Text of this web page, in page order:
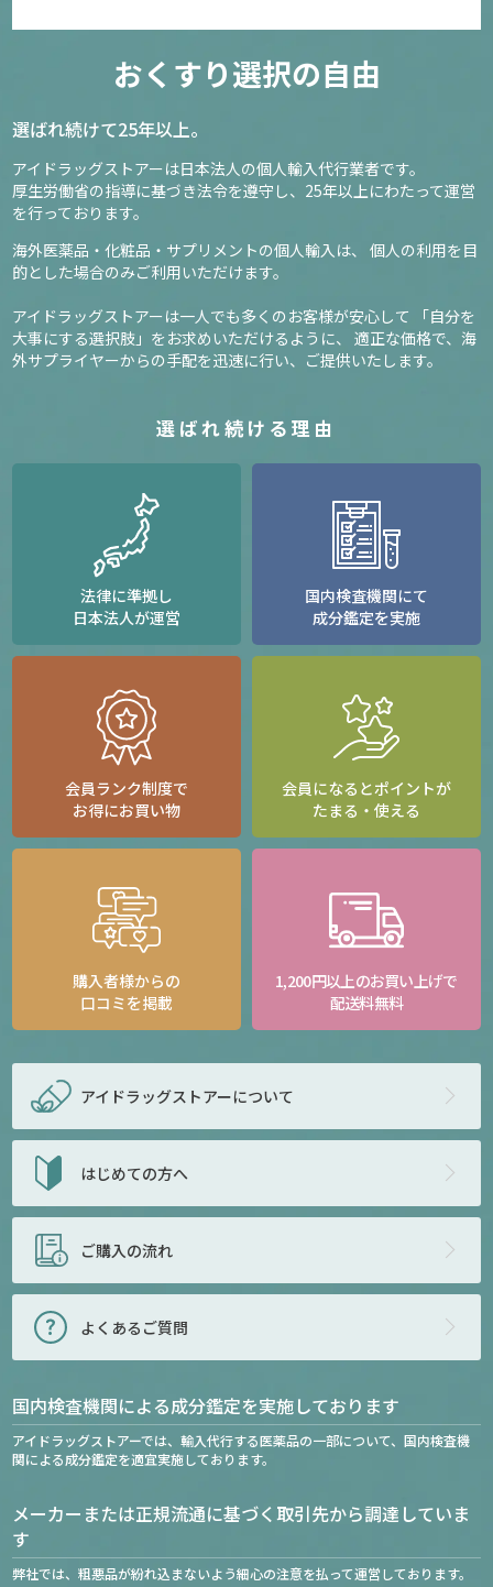
おくすり選択の自由
選ばれ続けて25年以上。
アイドラッグストアーは日本法人の個人輸入代行業者です。
厚生労働省の指導に基づき法令を遵守し、 25年以上にわたって運営
を行っております。
海外医薬品・化粧品・サプリメントの個人輸入は、
個人の利用を目
的とした場合のみご利用いただけます。
アイドラッグストアーは一人でも多くのお客様が安心して
「自分を
大事にする選択肢」をお求めいただけるように、
適正な価格で、海
外サプライヤーからの手配を迅速に行い、ご提供いたします。
選ばれ続ける理由
法律に準拠し
日本法人が運営
国内検査機関にて
成分鑑定を実施
会員ランク制度で
お得にお買い物
会員になるとポイントが
たまる・使える
購入者様からの
口コミを掲載
1,200円以上のお買い上げで
配送料無料
アイドラッグストアーについて
はじめての方へ
ご購入の流れ
よくあるご質問
国内検査機関による成分鑑定を実施しております
アイドラッグストアーでは、輸入代行する医薬品の一部について、国内検査機
関による成分鑑定を適宜実施しております。
メーカーまたは正規流通に基づく取引先から調達していま
す
弊社では、粗悪品が紛れ込まないよう細心の注意を払って運営しております。